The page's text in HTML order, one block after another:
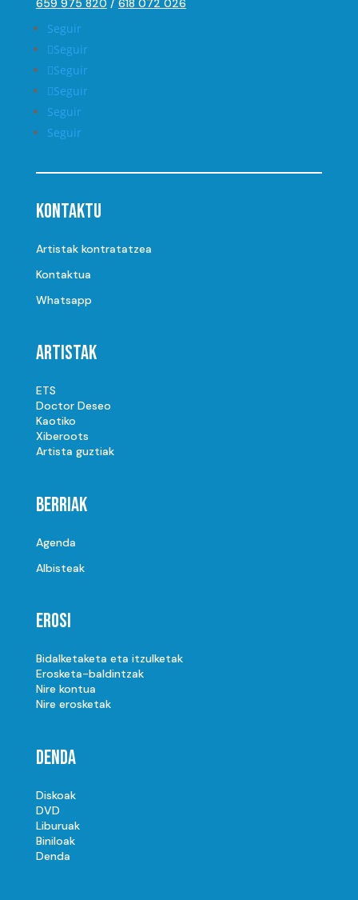
659 975 820 / 618 072 026
Seguir
Seguir
Seguir
Seguir
Seguir
Seguir
Kontaktu
Artistak kontratatzea
Kontaktua
Whatsapp
Artistak
ETS
Doctor Deseo
Kaotiko
Xiberoots
Artista guztiak
Berriak
Agenda
Albisteak
Erosi
Bidalketaketa eta itzulketak
Erosketa-baldintzak
Nire kontua
Nire erosketak
Denda
Diskoak
DVD
Liburuak
Biniloak
Denda